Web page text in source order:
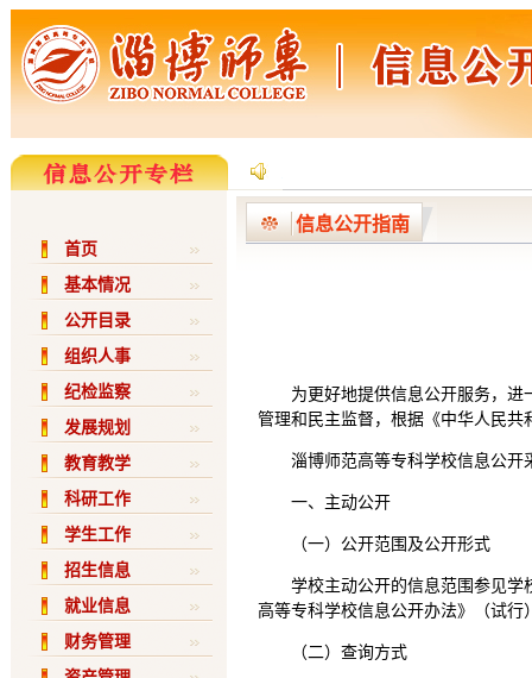
首页
基本情况
公开目录
组织人事
纪检监察
发展规划
教育教学
科研工作
学生工作
招生信息
就业信息
财务管理
信息公开指南
为更好地提供信息公开服务，
管理和民主监督，根据《中华人民
淄博师范高等专科学校信息公开
一、主动公开
（一）公开范围及公开形式
学校主动公开的信息范围参见学
高等专科学校信息公开办法》（试行
（二）查询方式